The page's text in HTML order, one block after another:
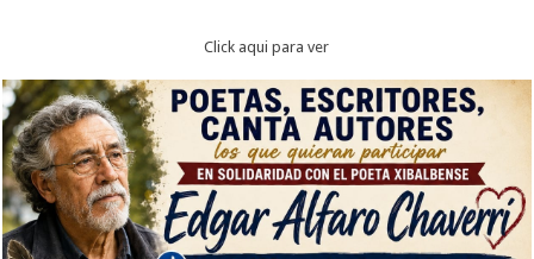
Click aqui para ver